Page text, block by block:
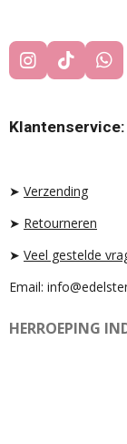
I
N
T
A
A
T
I
T
O
W
H
T
S
Klantenservice:
➤ Verzending
➤ Retourneren
➤ Veel gestelde
Email:
HERROEPING